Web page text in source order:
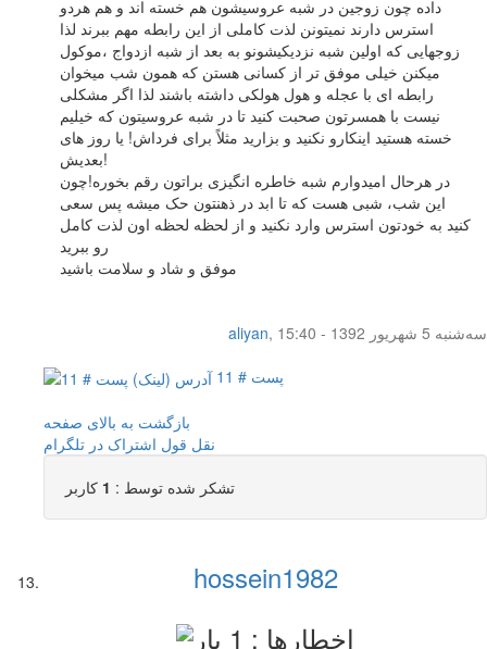
داده چون زوجین در شبه عروسیشون هم خسته اند و هم هردو
استرس دارند نمیتونن لذت کاملی از این رابطه مهم ببرند لذا
زوجهایی که اولین شبه نزدیکیشونو به بعد از شبه ازدواج ،موکول
میکنن خیلی موفق تر از کسانی هستن که همون شب میخوان
رابطه ای با عجله و هول هولکی داشته باشند لذا اگر مشکلی
نیست با همسرتون صحبت کنید تا در شبه عروسیتون که خیلیم
خسته هستید اینکارو نکنید و بزارید مثلاً برای فرداش! یا روز های
بعدیش!
در هرحال امیدوارم شبه خاطره انگیزی براتون رقم بخوره!چون
این شب، شبی هست که تا ابد در ذهنتون حک میشه پس سعی
کنید به خودتون استرس وارد نکنید و از لحظه لحظه اون لذت کامل
رو ببرید
موفق و شاد و سلامت باشید
aliyan,
سه‌شنبه 5 شهریور 1392 - 15:40
پست # 11
بازگشت به بالای صفحه
نقل قول اشتراک در تلگرام
تشکر شده توسط : 1 کاربر
hossein1982